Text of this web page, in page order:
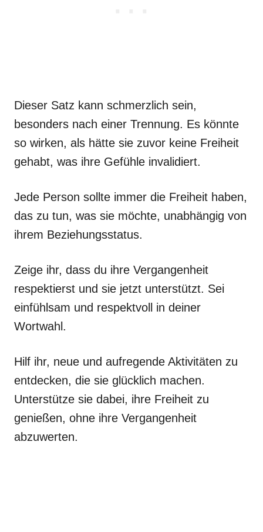
Dieser Satz kann schmerzlich sein,
besonders nach einer Trennung. Es könnte
so wirken, als hätte sie zuvor keine Freiheit
gehabt, was ihre Gefühle invalidiert.
Jede Person sollte immer die Freiheit haben,
das zu tun, was sie möchte, unabhängig von
ihrem Beziehungsstatus.
Zeige ihr, dass du ihre Vergangenheit
respektierst und sie jetzt unterstützt. Sei
einfühlsam und respektvoll in deiner
Wortwahl.
Hilf ihr, neue und aufregende Aktivitäten zu
entdecken, die sie glücklich machen.
Unterstütze sie dabei, ihre Freiheit zu
genießen, ohne ihre Vergangenheit
abzuwerten.